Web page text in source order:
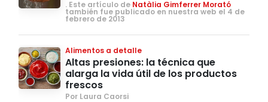
. Este artículo de Natàlia Gimferrer Morató
también fue publicado en nuestra web el 4 de
febrero de 2013
Alimentos a detalle
Altas presiones: la técnica que
alarga la vida útil de los productos
frescos
Por Laura Caorsi